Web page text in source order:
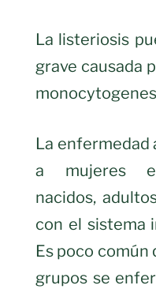
La listeriosis
grave causada
La
a mujeres
nacidos,
con el sistema
Es poco común
grupos se